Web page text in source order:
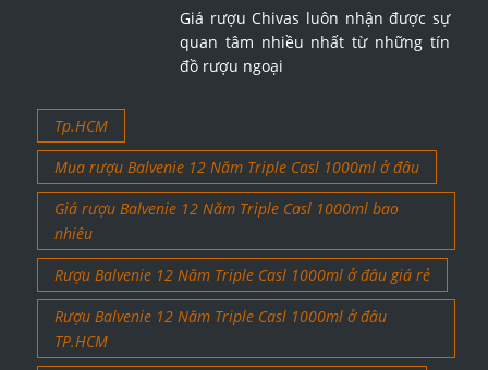
Giá rượu Chivas luôn nhận được sự
quan tâm nhiều nhất từ những tín
đồ rượu ngoại
Tp.HCM
Mua rượu Balvenie 12 Năm Triple Casl 1000ml ở đâu
Giá rượu Balvenie 12 Năm Triple Casl 1000ml bao
nhiêu
Rượu Balvenie 12 Năm Triple Casl 1000ml ở đâu giá rẻ
Rượu Balvenie 12 Năm Triple Casl 1000ml ở đâu
TP.HCM